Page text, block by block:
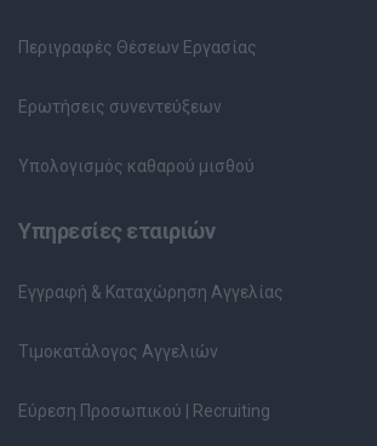
Περιγραφές Θέσεων Εργασίας
Ερωτήσεις συνεντεύξεων
Υπολογισμός καθαρού μισθού
Υπηρεσίες εταιριών
Εγγραφή & Καταχώρηση Αγγελίας
Τιμοκατάλογος Αγγελιών
Εύρεση Προσωπικού | Recruiting